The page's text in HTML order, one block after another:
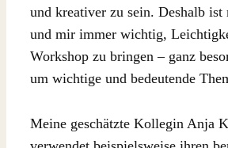
und kreativer zu sein. Deshalb
und mir immer wichtig,
Workshop zu bringen – ganz
um wichtige und bedeutende
Meine geschätzte Kollegin Anja